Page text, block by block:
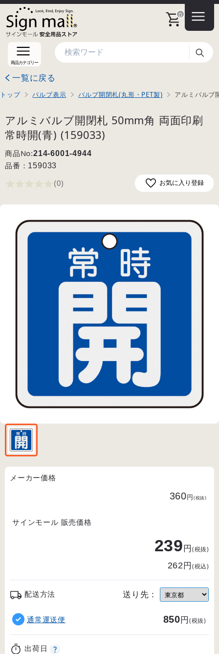
0
商品カテゴリー
検索
一覧に戻る
トップ バルブ表示 バルブ開閉札(丸形・PET製) アルミバル
アルミバルブ開閉札 50mm角 両面印刷
常時開(青) (159033)
商品No:214-6001-4944
品番： 159033
(0) お気に入り登録
メーカー価格
360円(税抜)
サインモール 販売価格
239円(税抜)
262円(税込)
配送方法 送り先：
通常運送便 850円(税抜)
出荷日